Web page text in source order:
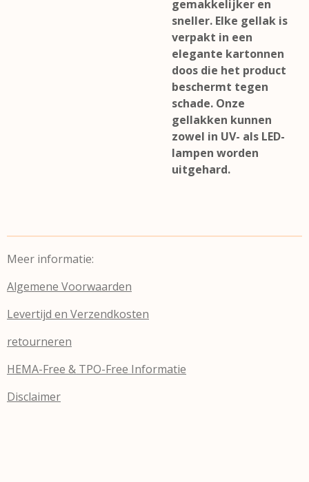
gemakkelijker en
sneller. Elke gellak is
verpakt in een
elegante kartonnen
doos die het product
beschermt tegen
schade. Onze
gellakken kunnen
zowel in UV- als LED-
lampen worden
uitgehard.
Meer informatie:
Algemene Voorwaarden
Levertijd en Verzendkosten
retourneren
HEMA-Free & TPO-Free Informatie
Disclaimer